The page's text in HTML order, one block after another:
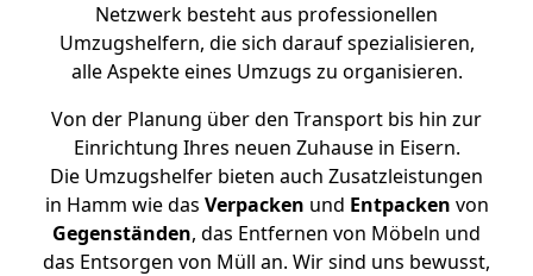
Netzwerk besteht aus professionellen
Umzugshelfern, die sich darauf spezialisieren,
alle Aspekte eines Umzugs zu organisieren.
Von der Planung über den Transport bis hin zur
Einrichtung Ihres neuen Zuhause in Eisern.
Die Umzugshelfer bieten auch Zusatzleistungen
in Hamm wie das Verpacken und Entpacken von
Gegenständen, das Entfernen von Möbeln und
das Entsorgen von Müll an. Wir sind uns bewusst,